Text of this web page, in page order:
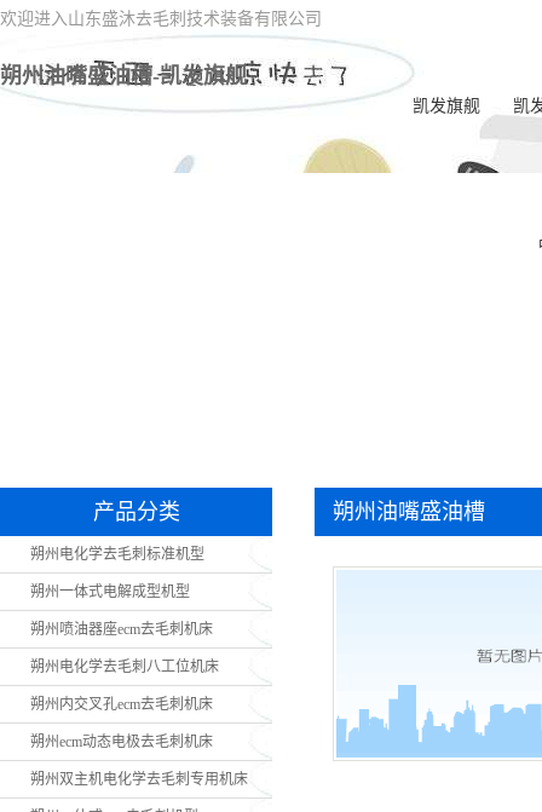
欢迎进入山东盛沐去毛刺技术装备有限公司
朔州油嘴盛油槽-凯发旗舰
凯发旗舰 凯
朔
朔
产品分类
朔州电化学去毛刺标准机型
朔州一体式电解成型机型
朔州喷油器座ecm去毛刺机床
朔州电化学去毛刺八工位机床
朔州内交叉孔ecm去毛刺机床
朔州ecm动态电极去毛刺机床
朔州双主机电化学去毛刺专用机床
朔州油嘴盛油槽